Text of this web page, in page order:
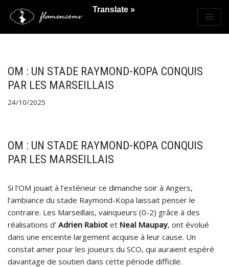
Saltar
OM : UN STADE RAYMOND-KOPA CONQUIS
PAR LES MARSEILLAIS
24/10/2025
OM : UN STADE RAYMOND-KOPA CONQUIS
PAR LES MARSEILLAIS
Si l’OM jouait à l’extérieur ce dimanche soir à Angers,
l’ambiance du stade Raymond-Kopa laissait penser le
contraire. Les Marseillais, vainqueurs (0-2) grâce à des
réalisations d' Adrien Rabiot et Neal Maupay, ont évolué
dans une enceinte largement acquise à leur cause. Un
constat amer pour les joueurs du SCO, qui auraient espéré
davantage de soutien dans cette période difficile.
Translate »